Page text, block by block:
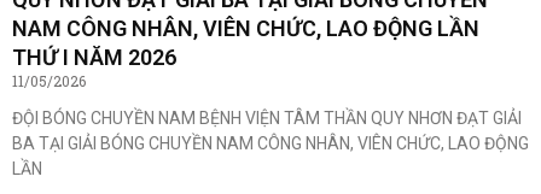
NAM CÔNG NHÂN, VIÊN CHỨC, LAO ĐỘNG LẦN
THỨ I NĂM 2026
11/05/2026
ĐỘI BÓNG CHUYỀN NAM BỆNH VIỆN TÂM THẦN QUY NHƠN ĐẠT GIẢI
BA TẠI GIẢI BÓNG CHUYỀN NAM CÔNG NHÂN, VIÊN CHỨC, LAO ĐỘNG
LẦN